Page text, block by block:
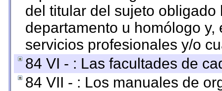
del titular del sujeto
departamento u homólogo
servicios profesionales y/o
84 VI - : Las facultades de
84 VII - : Los manuales de